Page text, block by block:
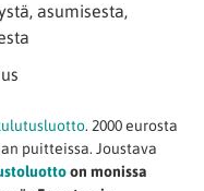
asumisesta,
. 2000 eurosta
puitteissa. Joustava
on monissa